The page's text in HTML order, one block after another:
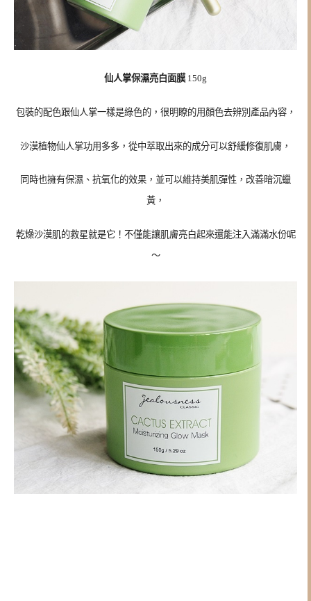
仙人掌保濕亮白面膜150g
包裝的配色跟仙人掌一樣是綠色的，很明瞭的用顏色去辨別產品內容，
沙漠植物仙人掌功用多多，從中萃取出來的成分可以舒緩修復肌膚，
同時也擁有保濕、抗氧化的效果，並可以維持美肌彈性，改善暗沉蠟
黃，
乾燥沙漠肌的救星就是它！不僅能讓肌膚亮白起來還能注入滿滿水份呢
～